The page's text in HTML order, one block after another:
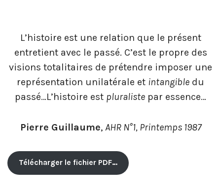
L’histoire est une relation que le présent
entretient avec le passé. C’est le propre des
visions totalitaires de prétendre imposer une
représentation unilatérale et intangible du
passé…L’histoire est pluraliste par essence…
Pierre Guillaume, AHR N°1, Printemps 1987
Télécharger le fichier PDF…